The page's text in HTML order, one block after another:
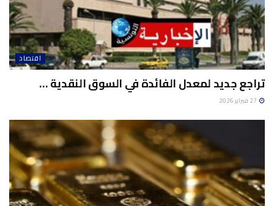
اقتصاد
تراجع جديد لمعدل الفائدة في السوق النقدية …